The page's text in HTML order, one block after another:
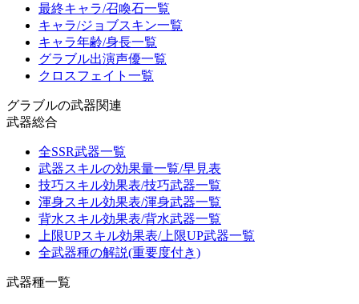
最終キャラ/召喚石一覧
キャラ/ジョブスキン一覧
キャラ年齢/身長一覧
グラブル出演声優一覧
クロスフェイト一覧
グラブルの武器関連
武器総合
全SSR武器一覧
武器スキルの効果量一覧/早見表
技巧スキル効果表/技巧武器一覧
渾身スキル効果表/渾身武器一覧
背水スキル効果表/背水武器一覧
上限UPスキル効果表/上限UP武器一覧
全武器種の解説(重要度付き)
武器種一覧